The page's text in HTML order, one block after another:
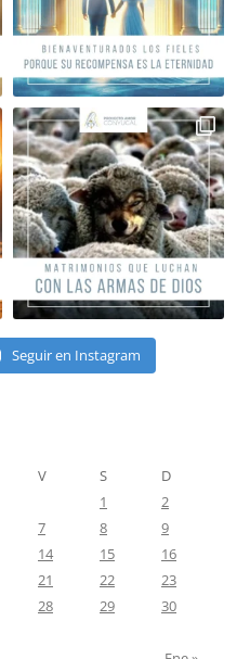
Seguir en Instagram
V S
D
1
2
7 8
9
14 15
16
21 22
23
28 29
30